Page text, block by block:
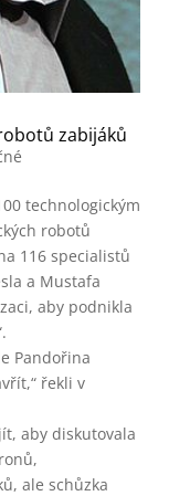
zabijáků
technologickým
robotů
116 specialistů
a Mustafa
aby podnikla
Pandořina
řekli v
aby diskutovala
ale schůzka